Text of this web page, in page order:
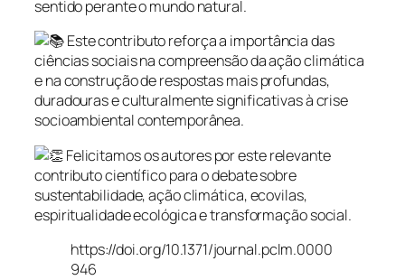
sentido perante o mundo natural.
Este contributo reforça a importância das
ciências sociais na compreensão da ação climática
e na construção de respostas mais profundas,
duradouras e culturalmente significativas à crise
socioambiental contemporânea.
Felicitamos os autores por este relevante
contributo científico para o debate sobre
sustentabilidade, ação climática, ecovilas,
espiritualidade ecológica e transformação social.
https://doi.org/10.1371/journal.pclm.0000
946